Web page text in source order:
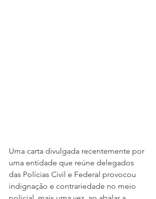
Uma carta divulgada recentemente por
uma entidade que reúne delegados
das Polícias Civil e Federal provocou
indignação e contrariedade no meio